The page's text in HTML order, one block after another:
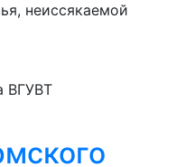
неиссякаемой
ВГУВТ